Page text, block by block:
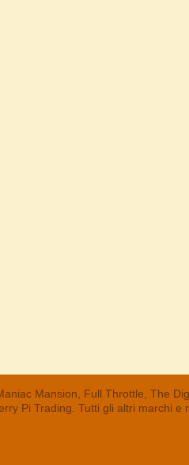
Mansion, Full Throttle, The
Pi Trading. Tutti gli altri marchi